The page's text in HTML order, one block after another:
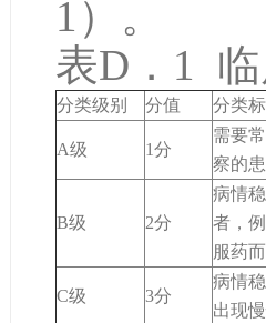
1）。
表D．1
分类级别 分值 分类
A级 1分
需要
察的
B级 2分
病情
者，
服药
C级 3分
病情
出现